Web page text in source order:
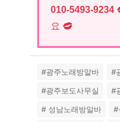
010-5493-9234
요
#광주노래방알바
#
#광주보도사무실
#
# 성남노래방알바
#